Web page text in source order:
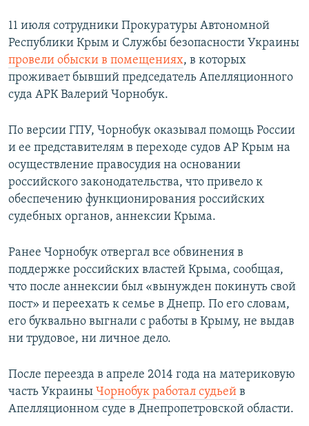
11 июля сотрудники Прокуратуры Автономной
Республики Крым и Службы безопасности Украины
провели обыски в помещениях, в которых
проживает бывший председатель Апелляционного
суда АРК Валерий Чорнобук.
По версии ГПУ, Чорнобук оказывал помощь России
и ее представителям в переходе судов АР Крым на
осуществление правосудия на основании
российского законодательства, что привело к
обеспечению функционирования российских
судебных органов, аннексии Крыма.
Ранее Чорнобук отвергал все обвинения в
поддержке российских властей Крыма, сообщая,
что после аннексии был «вынужден покинуть свой
пост» и переехать к семье в Днепр. По его словам,
его буквально выгнали с работы в Крыму, не выдав
ни трудовое, ни личное дело.
После переезда в апреле 2014 года на материковую
часть Украины Чорнобук работал судьей в
Апелляционном суде в Днепропетровской области.